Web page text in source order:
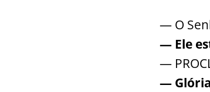
— O
— Ele
—
—